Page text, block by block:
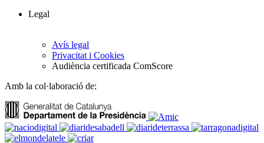
Legal
Avís legal
Privacitat i Cookies
Audiència certificada ComScore
Amb la col·laboració de: